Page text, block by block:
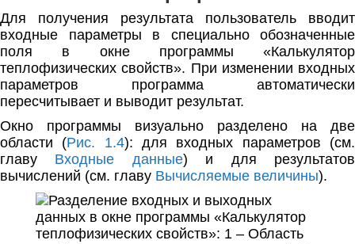
Для получения результата пользователь вводит
входные параметры в специально обозначенные
поля в окне программы «Калькулятор
теплофизических свойств». При изменении входных
параметров программа автоматически
пересчитывает и выводит результат.
Окно программы визуально разделено на две
области (Рис. 1.4): для входных параметров (см.
главу Входные данные) и для результатов
вычислений (см. главу Вычисляемые величины).